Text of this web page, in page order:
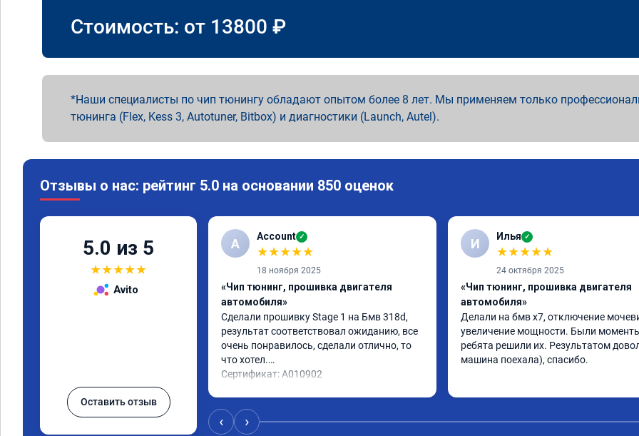
Стоимость: от 13800 ₽
Наши специалисты по чип тюнингу обладают опытом более 8 лет. Мы применяем только
тюнинга (Flex, Kess 3, Autotuner, Bitbox) и диагностики (Launch, Autel).
Отзывы о нас: рейтинг 5.0 на основании 850 оценок
5.0 из 5
★★★★★
Avito
Оставить отзыв
A Account ✓
★★★★★
18 ноября 2025
«Чип тюнинг, прошивка двигателя
автомобиля»
Сделали прошивку Stage 1 на Бмв 318d,
результат соответствовал ожиданию, все
очень понравилось, сделали отлично, то
что хотел.
Сертификат: A010902
И Илья ✓
★★★★★
24 октября 2025
«Чип тюнинг, прошивка двигателя
автомобиля»
Делали на бмв х7, отключение
увеличение мощности. Были
ребята решили их. Результатом
машина поехала), спасибо.
‹ ›